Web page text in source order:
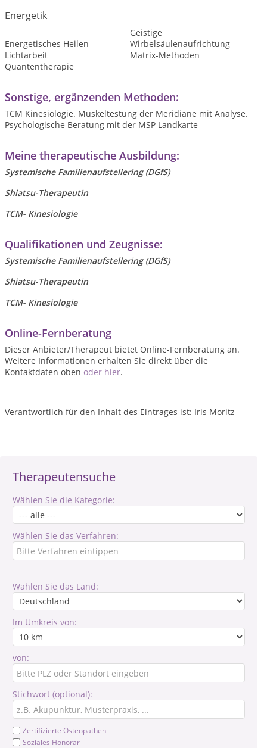
Therapeutensuche
Wählen Sie die Kategorie:
Wählen Sie das Verfahren:
Wählen Sie das Land:
Im Umkreis von:
von:
Stichwort (optional):
Zertifizierte Osteopathen
Soziales Honorar
Energetik
Energetisches Heilen
Geistige
Wirbelsäulenaufrichtung
Lichtarbeit
Matrix-Methoden
Quantentherapie
Sonstige, ergänzenden Methoden:
TCM Kinesiologie. Muskeltestung der Meridiane mit Analyse.
Psychologische Beratung mit der MSP Landkarte
Meine therapeutische Ausbildung:
Systemische Familienaufstellering (DGfS)
Shiatsu-Therapeutin
TCM- Kinesiologie
Qualifikationen und Zeugnisse:
Systemische Familienaufstellering (DGfS)
Shiatsu-Therapeutin
TCM- Kinesiologie
Online-Fernberatung
Dieser Anbieter/Therapeut bietet Online-Fernberatung an.
Weitere Informationen erhalten Sie direkt über die
Kontaktdaten oben oder hier.
Verantwortlich für den Inhalt des Eintrages ist: Iris Moritz